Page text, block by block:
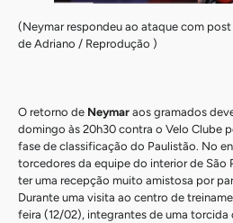
(Neymar respondeu ao ataque com
de Adriano / Reprodução )
O retorno de Neymar aos gramados
domingo às 20h30 contra o Velo Clube
fase de classificação do Paulistão. No
torcedores da equipe do interior de São
ter uma recepção muito amistosa por
Durante uma visita ao centro de
feira (12/02), integrantes de uma torcida